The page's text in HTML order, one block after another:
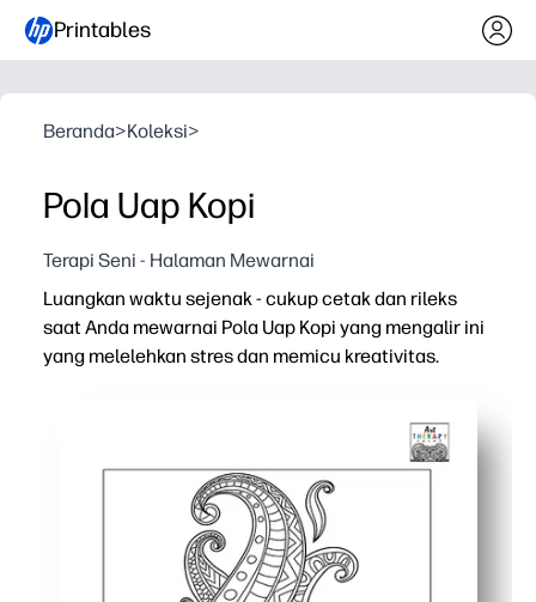
Printables
Beranda>Koleksi>
Pola Uap Kopi
Terapi Seni - Halaman Mewarnai
Luangkan waktu sejenak - cukup cetak dan rileks
saat Anda mewarnai Pola Uap Kopi yang mengalir ini
yang melelehkan stres dan memicu kreativitas.
Menenangkan pikiran yang sibuk - garis ritmis dan
Melibatkan segala usia - ideal untuk istirahat otak,
Dapat digunakan kembali dan ramah tinta - cetak